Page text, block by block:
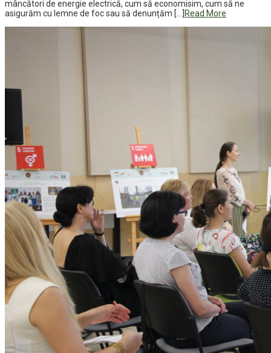
mâncători de energie electrică, cum să economisim, cum să ne
asigurăm cu lemne de foc sau să denunțăm […] Read More